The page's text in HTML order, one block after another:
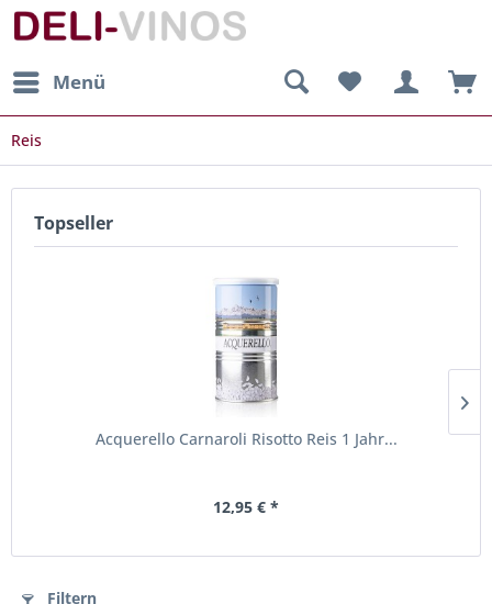
Menü
Reis
Topseller
Acquerello Carnaroli Risotto Reis 1 Jahr...
12,95 € *
Filtern